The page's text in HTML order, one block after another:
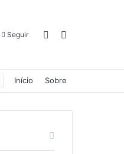
Seguir Switch skin
Início Sobre